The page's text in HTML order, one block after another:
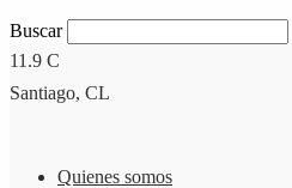
Buscar
11.9 C
Santiago, CL
Quienes somos